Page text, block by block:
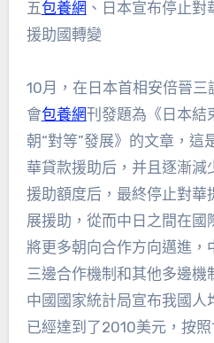
五包養網 、日本宣布停止
援助國轉變
10月，在日本首相安倍晉
會包養網刊發題為《日本結
朝“對等”發展》的文章，
華貸款援助后，并且逐漸減
援助額度后，最終停止對華
展援助，從而中日之間在國
將更多朝向合作方向邁進，
三邊合作機制和其他多邊機
中國國家統計局宣布我國
已經達到了2010美元，按